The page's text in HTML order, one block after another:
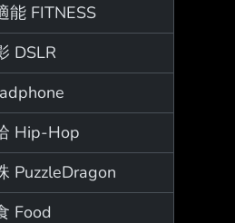
能 FITNESS
DSLR
Hip-Hop
PuzzleDragon
Food